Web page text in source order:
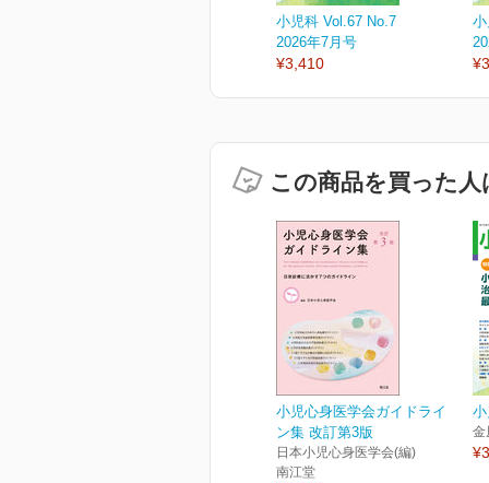
小児科 Vol.67 No.7
2026年7月号
¥3,410
この商品を買った
小児心身医学会ガイドライ
ン集 改訂第3版
日本小児心身医学会(編)
南江堂
金